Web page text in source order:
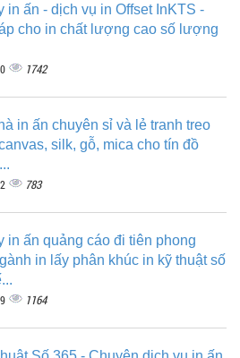
in ấn - dịch vụ in Offset InKTS -
cho in chất lượng cao số lượng
1742
in ấn chuyên sỉ và lẻ tranh treo
silk, gỗ, mica cho tín đồ
783
in ấn quảng cáo đi tiên phong
in lấy phân khúc in kỹ thuật số
1164